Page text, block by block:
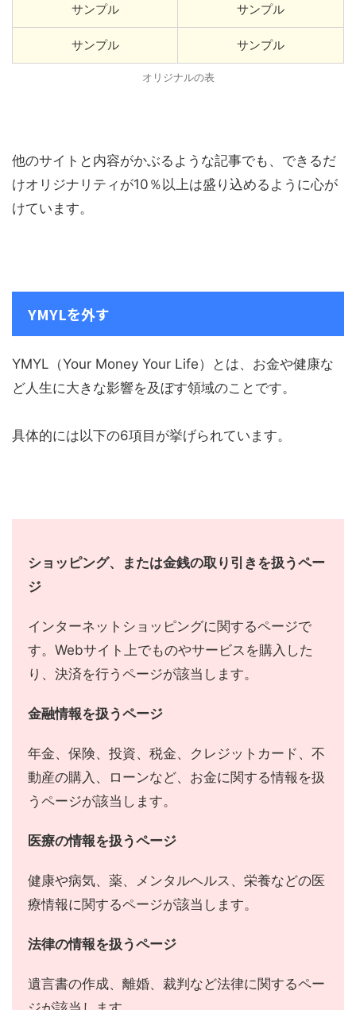
サンプル サンプル
サンプル サンプル
オリジナルの表
他のサイトと内容がかぶるような記事でも、できるだ
けオリジナリティが10％以上は盛り込めるように心が
けています。
YMYLを外す
YMYL（Your Money Your Life）とは、お金や健康な
ど人生に大きな影響を及ぼす領域のことです。
具体的には以下の6項目が挙げられています。
ショッピング、または金銭の取り引きを扱うペー
ジ
インターネットショッピングに関するページで
す。Webサイト上でものやサービスを購入した
り、決済を行うページが該当します。
金融情報を扱うページ
年金、保険、投資、税金、クレジットカード、不
動産の購入、ローンなど、お金に関する情報を扱
うページが該当します。
医療の情報を扱うページ
健康や病気、薬、メンタルヘルス、栄養などの医
療情報に関するページが該当します。
法律の情報を扱うページ
遺言書の作成、離婚、裁判など法律に関するペー